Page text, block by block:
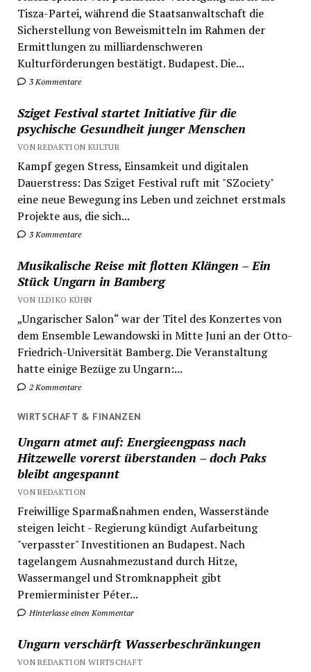
Tisza-Partei, während die Staatsanwaltschaft die
Sicherstellung von Beweismitteln im Rahmen der
Ermittlungen zu milliardenschweren
Kulturförderungen bestätigt. Budapest. Die...
3 Kommentare
Sziget Festival startet Initiative für die
psychische Gesundheit junger Menschen
VON REDAKTION KULTUR
Kampf gegen Stress, Einsamkeit und digitalen
Dauerstress: Das Sziget Festival ruft mit "SZociety"
eine neue Bewegung ins Leben und zeichnet erstmals
Projekte aus, die sich...
3 Kommentare
Musikalische Reise mit flotten Klängen – Ein
Stück Ungarn in Bamberg
VON ILDIKO KÜHN
„Ungarischer Salon“ war der Titel des Konzertes von
dem Ensemble Lewandowski in Mitte Juni an der Otto-
Friedrich-Universität Bamberg. Die Veranstaltung
hatte einige Bezüge zu Ungarn:...
2 Kommentare
WIRTSCHAFT & FINANZEN
Ungarn atmet auf: Energieengpass nach
Hitzewelle vorerst überstanden – doch Paks
bleibt angespannt
VON REDAKTION
Freiwillige Sparmaßnahmen enden, Wasserstände
steigen leicht - Regierung kündigt Aufarbeitung
"verpasster" Investitionen an Budapest. Nach
tagelangem Ausnahmezustand durch Hitze,
Wassermangel und Stromknappheit gibt
Premierminister Péter...
Hinterlasse einen Kommentar
Ungarn verschärft Wasserbeschränkungen
VON REDAKTION WIRTSCHAFT